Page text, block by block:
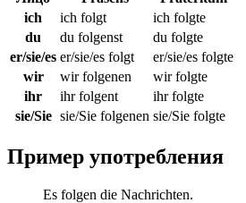
ich
ich folgt
ich folgte
du
du folgenst
du folgte
er/sie/es er/sie/es folgt
er/sie/es folgte
wir
wir folgenen
wir folgte
ihr
ihr folgent
ihr folgte
sie/Sie sie/Sie folgenen sie/Sie folgte
Пример употребления
Es folgen die Nachrichten.